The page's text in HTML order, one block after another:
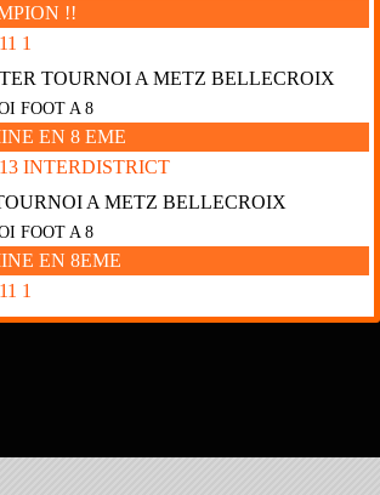
!!
1
TOURNOI A METZ BELLECROIX
FOOT A 8
EN 8 EME
INTERDISTRICT
A METZ BELLECROIX
FOOT A 8
EN 8EME
1